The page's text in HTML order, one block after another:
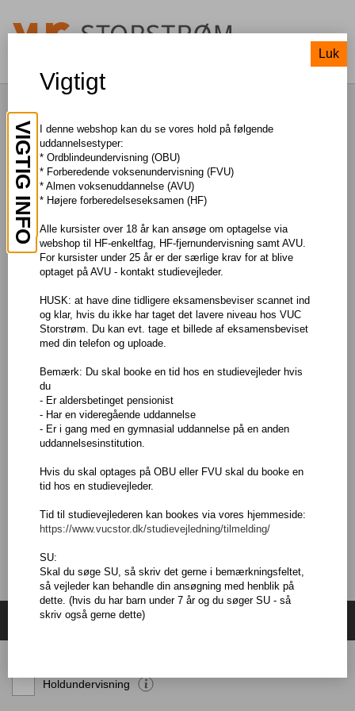
MATEMATIK trin, 2
TIL SØGNING
Pris: DKK 0,00
Om faget
På trin 2 arbejder du med at læse, forstå og anvende tal i tabeller,
grafer og figurer.
Du lærer blandt andet om
- forholdstal, brøker og procenter
- geometri
- grafisk fremstilling af data i søjler, diagrammer mv.
Adgangskrav
Du skal som hovedregel være fyldt 25 år, men der er undtagelser.
Hvis du vil vide mere, så kontakt en af vores vejledere.
For at modtage FVU undervisning, skal du have gennemgået en
test der viser om du er i målgruppen.
Søg hold
Holdundervisning
VIGTIG INFO
Vigtigt
I denne webshop kan du se vores hold på følgende
uddannelsestyper:
* Ordblindeundervisning (OBU)
* Forberedende voksenundervisning (FVU)
* Almen voksenuddannelse (AVU)
* Højere forberedelseseksamen (HF)
Alle kursister over 18 år kan ansøge om optagelse via
webshop til HF-enkeltfag, HF-fjernundervisning samt AVU.
For kursister under 25 år er der særlige krav for at blive
optaget på AVU - kontakt studievejleder.
HUSK: at have dine tidligere eksamensbeviser scannet ind
og klar, hvis du ikke har taget det lavere niveau hos VUC
Storstrøm. Du kan evt. tage et billede af eksamensbeviset
med din telefon og uploade.
Bemærk: Du skal booke en tid hos en studievejleder hvis
du
- Er aldersbetinget pensionist
- Har en videregående uddannelse
- Er i gang med en gymnasial uddannelse på en anden
uddannelsesinstitution.
Hvis du skal optages på OBU eller FVU skal du booke en
tid hos en studievejleder.
Tid til studievejlederen kan bookes via vores hjemmeside:
https://www.vucstor.dk/studievejledning/tilmelding/
SU:
Skal du søge SU, så skriv det gerne i bemærkningsfeltet,
så vejleder kan behandle din ansøgning med henblik på
dette. (hvis du har barn under 7 år og du søger SU - så
skriv også gerne dette)
Luk